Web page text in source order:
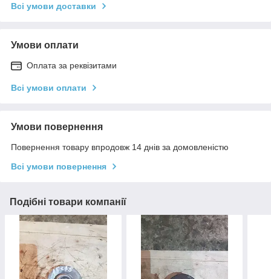
Всі умови доставки
Умови оплати
Оплата за реквізитами
Всі умови оплати
Умови повернення
Повернення товару впродовж 14 днів за домовленістю
Всі умови повернення
Подібні товари компанії